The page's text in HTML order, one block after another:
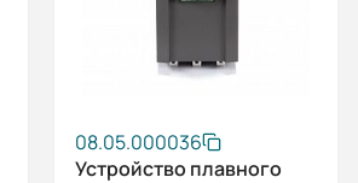
08.05.000036
Устройство плавного